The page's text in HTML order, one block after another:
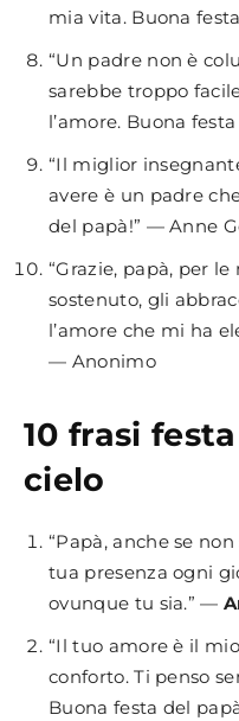
mia vita. Buona
“Un padre non è
sarebbe troppo
l’amore. Buona
“Il miglior
avere è un padre
del papà!” — Anne
“Grazie, papà, per
sostenuto, gli
l’amore che mi ha
— Anonimo
10 frasi
cielo
“Papà, anche se
tua presenza ogni
ovunque tu sia.” —
“Il tuo amore è il
conforto. Ti penso
Buona festa del